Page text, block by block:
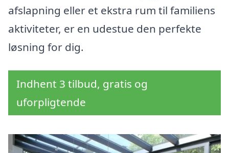
afslapning eller et ekstra rum til familiens
aktiviteter, er en udestue den perfekte
løsning for dig.
Indhent 3 tilbud, gratis og
uforpligtende